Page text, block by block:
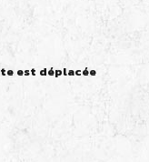
est déplacée